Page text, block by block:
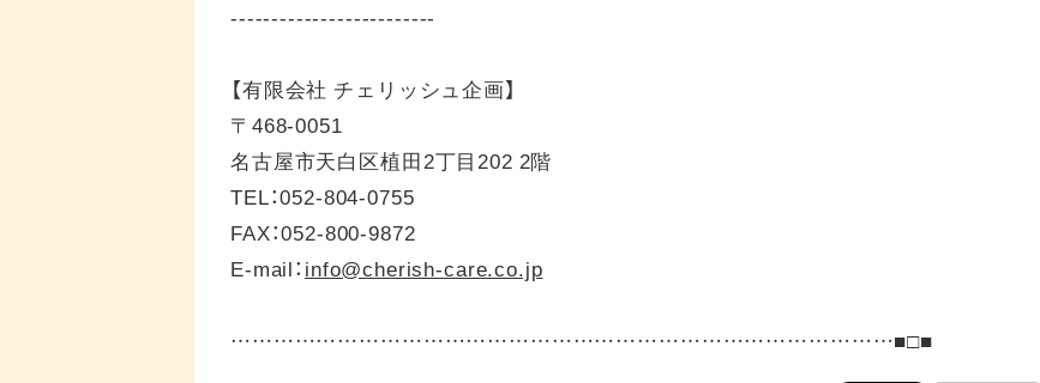
-------------------------
【有限会社 チェリッシュ企画】
〒468-0051
名古屋市天白区植田2丁目202 2階
TEL：052-804-0755
FAX：052-800-9872
E-mail： info@cherish-care.co.jp
…………………………………………………………………………………■□■